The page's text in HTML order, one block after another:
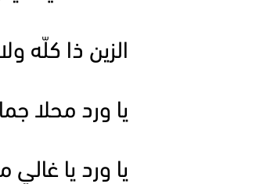
الزين ذا كلّه
يا ورد محلا
يا ورد يا